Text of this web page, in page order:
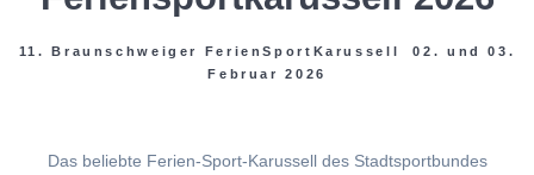
11. Braunschweiger FerienSportKarussell 02. und 03.
Februar 2026
Das beliebte Ferien-Sport-Karussell des Stadtsportbundes